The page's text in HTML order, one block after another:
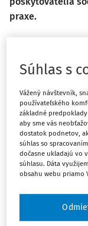
praxe.
Reforma
zdravotnej
odolnosti SR v
dlhodobá
troch cieľov, ku
na rýchle
a komplexnej
Súhlas s
Vážený návštevník,
používateľského
základné
aby sme vás
dostatok podnetov,
súhlas so
dočasne ukladajú vo
súhlasu. Dáta
obsahu webu priamo